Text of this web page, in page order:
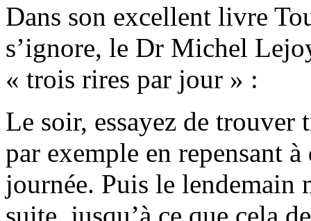
Dans son excellent livre
s’ignore, le Dr Michel
« trois rires par jour » :
Le soir, essayez de
par exemple en repensant
journée. Puis le lendemain
suite, jusqu’à ce que cela